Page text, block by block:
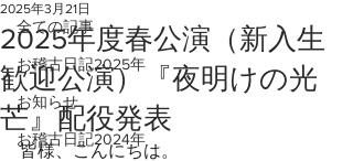
全ての記事
お稽古日記2025年
お知らせ
お稽古日記2024年
2025年度春公演（新入生
歓迎公演）『夜明けの光
芒』配役発表
2025年3月21日
皆様、こんにちは。